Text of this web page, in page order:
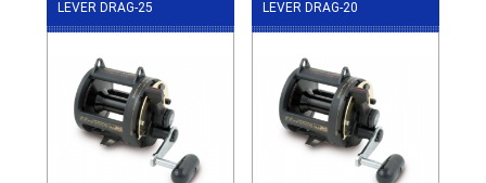
LEVER DRAG-25
LEVER DRAG-20